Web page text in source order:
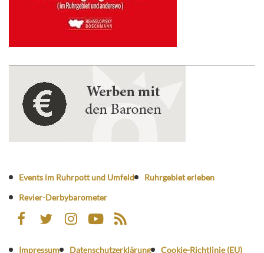
Events im Ruhrpott und Umfeld
Ruhrgebiet erleben
Revier-Derbybarometer
Impressum Datenschutzerklärung Cookie-Richtlinie (EU)